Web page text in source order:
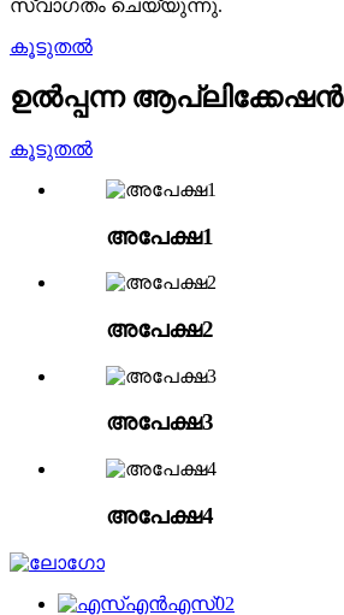
സ്വാഗതം ചെയ്യുന്നു.
കൂടുതൽ
ഉൽപ്പന്ന ആപ്ലിക്കേഷൻ
കൂടുതൽ
അപേക്ഷ1
അപേക്ഷ2
അപേക്ഷ3
അപേക്ഷ4